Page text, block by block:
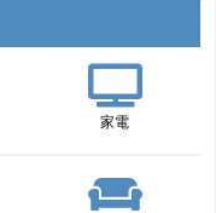
家電